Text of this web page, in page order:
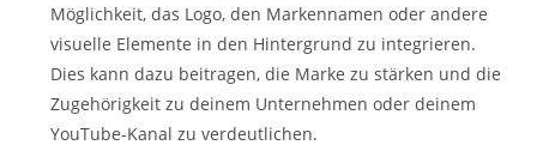
Möglichkeit, das Logo, den Markennamen oder andere
visuelle Elemente in den Hintergrund zu integrieren.
Dies kann dazu beitragen, die Marke zu stärken und die
Zugehörigkeit zu deinem Unternehmen oder deinem
YouTube-Kanal zu verdeutlichen.